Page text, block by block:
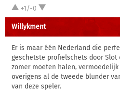
+1/-0
Willykment
Er is maar één Nederland die
geschetste profielschets door
zomer moeten halen,
overigens al de tweede blunder
van deze speler.